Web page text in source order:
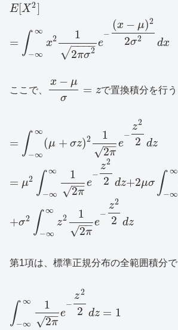
E[X2]
= ∫ ∞
−∞
x2
1
2πσ2
− −
−−
√
e
−
(x − μ)2
2σ2 dx
ここで、
x − μ
σ
= zで置換積分を行う
= ∫ ∞
−∞
(μ + σz)2
1
2π
−−
√
e
−
z2
2 dz
= μ2 ∫ ∞
−∞
1
2π
−−
√
e
−
z2
2 dz+2μσ ∫ ∞
−∞
+σ2 ∫ ∞
−∞
z2
1
2π
−−
√
e
−
z2
2 dz
第1項は、標準正規分布の全範囲積分で
∫ ∞
−∞
1
2π
−−
√
e
−
z2
2 dz = 1